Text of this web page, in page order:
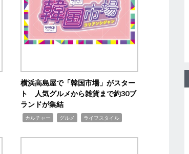
横浜高島屋で「韓国市場」がスター
ト 人気グルメから雑貨まで約30ブ
ランドが集結
カルチャー グルメ ライフスタイル